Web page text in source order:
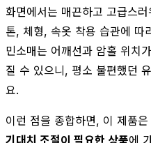
화면에서는 매끈하고 고급스
톤, 체형, 속옷 착용 습관에 따
민소매는 어깨선과 암홀 위치
질 수 있으니, 평소 불편했던
요.
이런 점을 종합하면, 이 제품
기대치 조절이 필요한 상품에